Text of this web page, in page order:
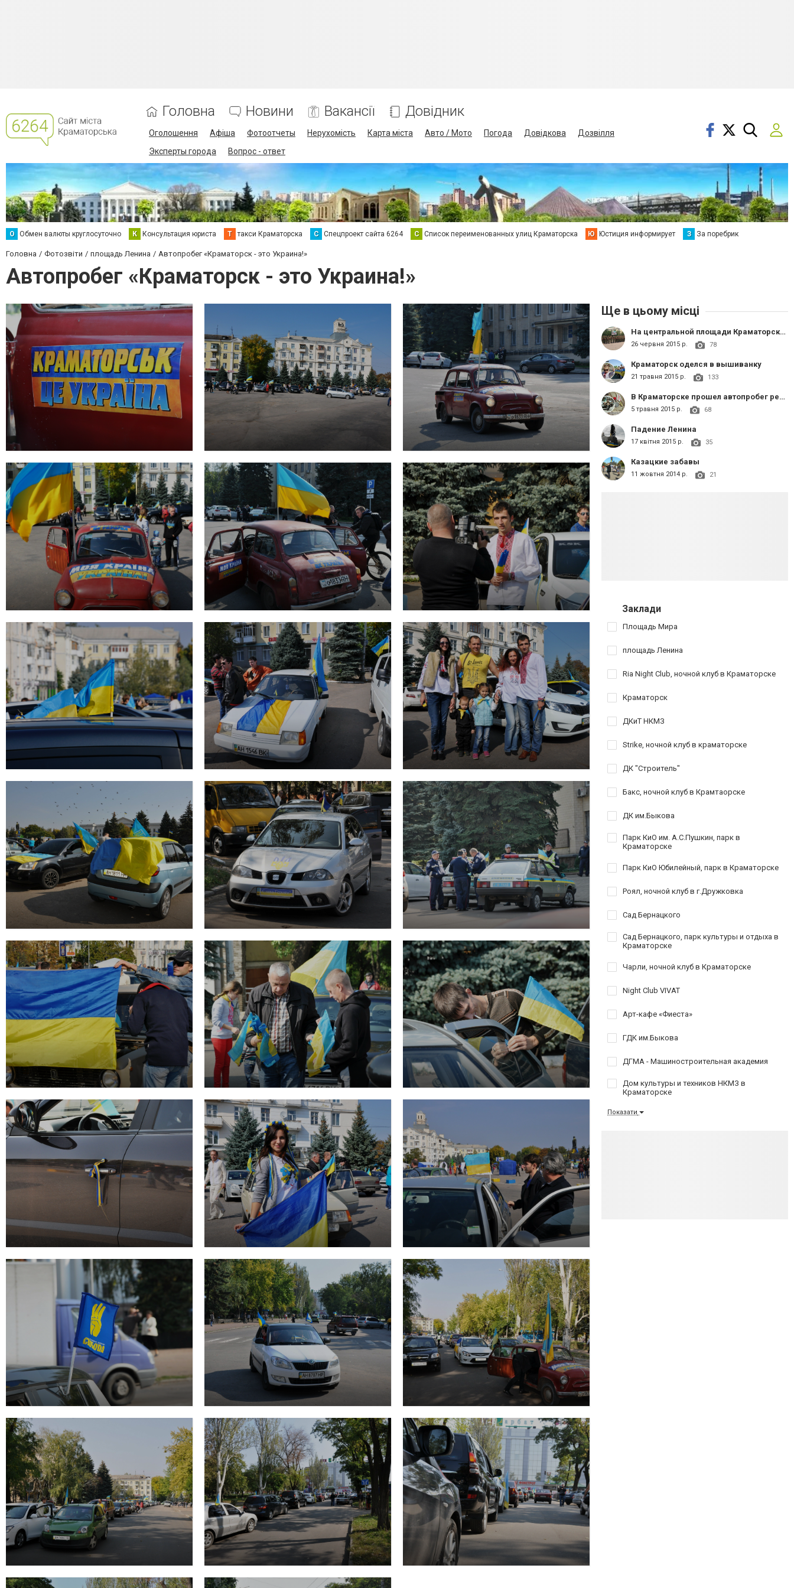
Головна Новини Вакансії Довідник
Оголошення Афіша Фотоотчеты Нерухомість Карта міста Авто / Мото Погода Довідкова
Дозвілля
Эксперты города
Вопрос - ответ
О Обмен валюты круглосуточно К Консультация юриста Т такси Краматорска С Спецпроект сайта 6264 С Список переименованных улиц Краматорска Ю Юстиция информирует З За поребрик
Головна Фотозвіти площадь Ленина Автопробег «Краматорск - это Украина!»
Автопробег «Краматорск - это Украина!»
Ще в цьому місці
На центральной площади Краматорска состоялось мероприятие посвященное Дню Конституции
26 червня 2015 р. 78
Краматорск оделся в вышиванку
21 травня 2015 р. 133
В Краматорске прошел автопробег ретротехники времен II мировой войны (возложение цветов, концерт)
5 травня 2015 р. 68
Падение Ленина
17 квітня 2015 р. 35
Казацкие забавы
11 жовтня 2014 р. 21
Заклади
Площадь Мира
площадь Ленина
Ria Night Club, ночной клуб в Краматорске
Краматорск
ДКиТ НКМЗ
Strike, ночной клуб в краматорске
ДК "Строитель"
Бакс, ночной клуб в Крамтаорске
ДК им.Быкова
Парк КиО им. А.С.Пушкин, парк в
Краматорске
Парк КиО Юбилейный, парк в Краматорске
Роял, ночной клуб в г.Дружковка
Сад Бернацкого
Сад Бернацкого, парк культуры и отдыха в
Краматорске
Чарли, ночной клуб в Краматорске
Night Club VIVAT
Арт-кафе «Фиеста»
ГДК им.Быкова
ДГМА - Машиностроительная академия
Дом культуры и техников НКМЗ в
Краматорске
Показати